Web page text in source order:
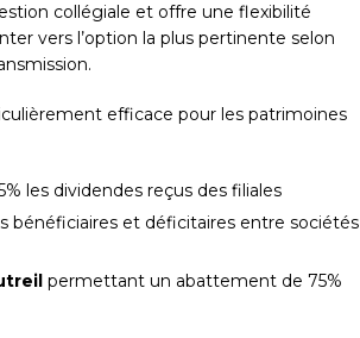
collégiale et offre une flexibilité
vers l’option la plus pertinente selon
efficace pour les patrimoines
les dividendes reçus des filiales
bénéficiaires et déficitaires entre sociétés
permettant un abattement de 75%